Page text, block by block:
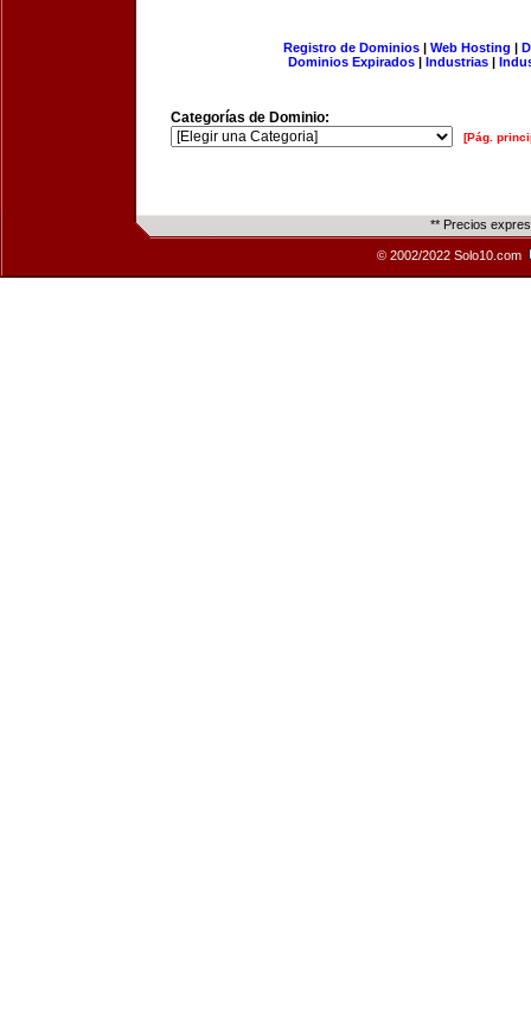
Registro de Dominios| Web Hosting |
Dominios Expirados | Industrias |
Categorías de Dominio:
[Pág.
** Precios
© 2002/2022 Solo10.com